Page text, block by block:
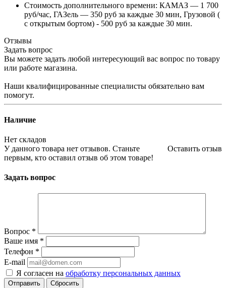
Стоимость дополнительного времени: КАМАЗ — 1 700
руб/час, ГАЗель — 350 руб за каждые 30 мин, Грузовой (
с открытым бортом) - 500 руб за каждые 30 мин.
Отзывы
Задать вопрос
Вы можете задать любой интересующий вас вопрос по товару
или работе магазина.
Наши квалифицированные специалисты обязательно вам
помогут.
Наличие
Нет складов
Оставить отзыв
У данного товара нет отзывов. Станьте
первым, кто оставил отзыв об этом товаре!
Задать вопрос
Вопрос *
Ваше имя *
Телефон *
E-mail
Я согласен на обработку персональных данных
Сбросить